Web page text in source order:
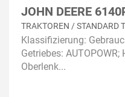
JOHN DEERE
TRAKTOREN / STANDARD
Klassifizierung:
Getriebes:
Oberlenk...